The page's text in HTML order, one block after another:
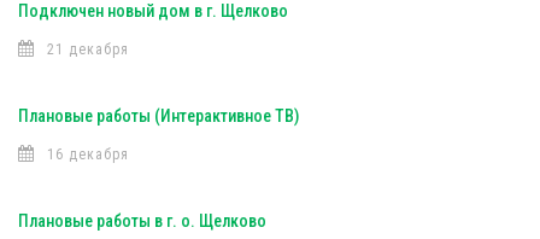
Подключен новый дом в г. Щелково
21 декабря
Плановые работы (Интерактивное ТВ)
16 декабря
Плановые работы в г. о. Щелково